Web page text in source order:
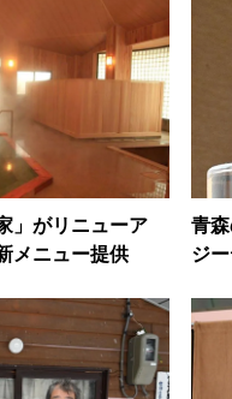
」がリニューア
メニュー提供
青
ジ